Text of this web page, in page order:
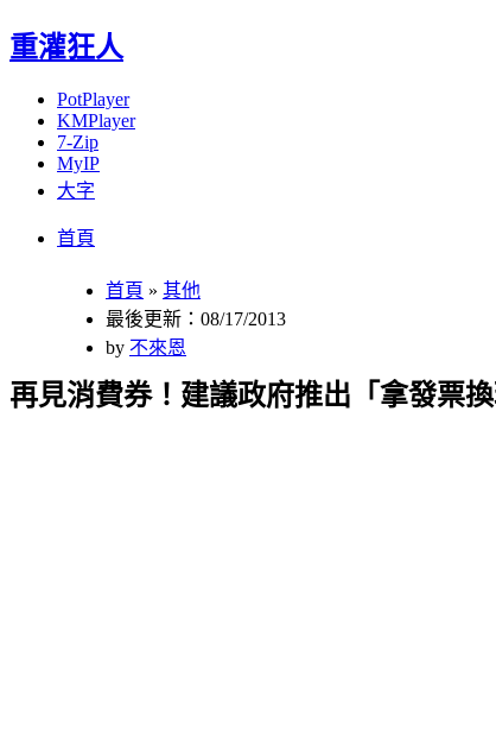
重灌狂人
PotPlayer
KMPlayer
7-Zip
MyIP
大字
首頁
首頁 » 其他
最後更新：08/17/2013
by 不來恩
再見消費券！建議政府推出「拿發票換